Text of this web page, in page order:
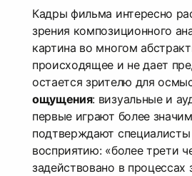
Кадры фильма интересно
зрения композиционного
картина во многом
происходящее и не дает
остается зрителю для
ощущения: визуальные и
первые играют более
подтверждают
восприятию: «более трети
задействовано в